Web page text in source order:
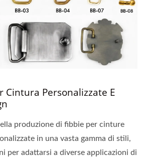
Cintura Personalizzate E
produzione di fibbie per cinture
in una vasta gamma di stili,
per adattarsi a diverse applicazioni di